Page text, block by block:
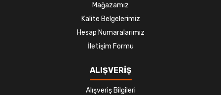
Mağazamız
Kalite Belgelerimiz
Hesap Numaralarımız
İletişim Formu
ALIŞVERİŞ
Alışveriş Bilgileri